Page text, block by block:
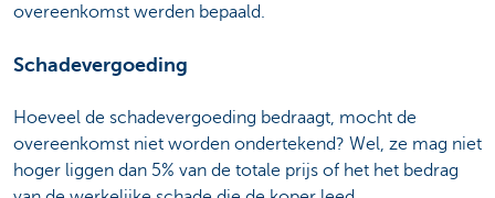
overeenkomst werden bepaald.
Schadevergoeding
Hoeveel de schadevergoeding bedraagt, mocht de
overeenkomst niet worden ondertekend? Wel, ze mag niet
hoger liggen dan 5% van de totale prijs of het het bedrag